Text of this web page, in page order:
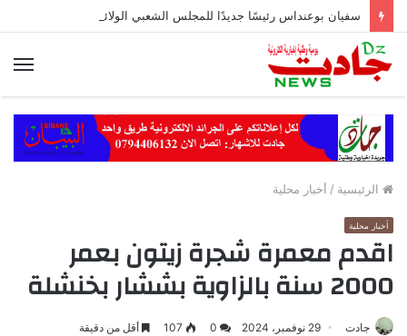
الرئيسية / أخبار محلية
أخبار محلية
اقدم معمرة شجرة زيتون بعمر
2000 سنة بالزاوية بششار بخنشلة
جادت 29 نوفمبر، 2024 0
107 أقل من دقيقة